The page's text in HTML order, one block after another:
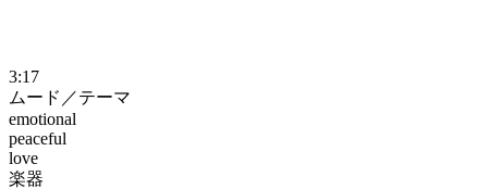
3:17
ムード／テーマ
emotional
peaceful
love
楽器